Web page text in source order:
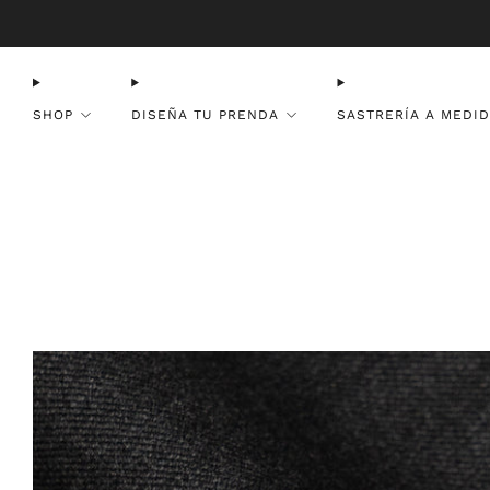
SHOP DISEÑA TU PRENDA SASTRERÍA A